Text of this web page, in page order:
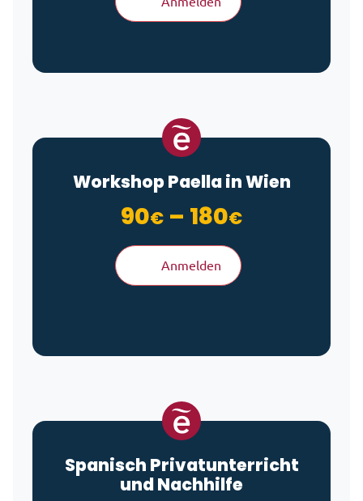
Workshop Paella in Wien
90€ – 180€
Anmelden
Spanisch Privatunterricht
und Nachhilfe